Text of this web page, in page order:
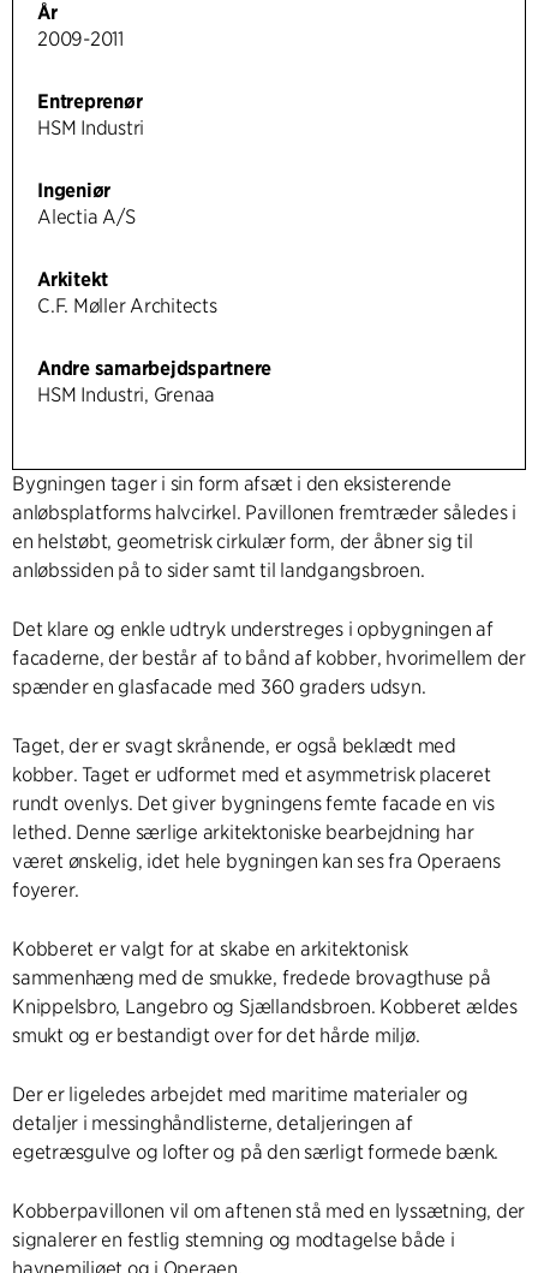
År
2009-2011
Entreprenør
HSM Industri
Ingeniør
Alectia A/S
Arkitekt
C.F. Møller Architects
Andre samarbejdspartnere
HSM Industri, Grenaa
Bygningen tager i sin form afsæt i den eksisterende
anløbsplatforms halvcirkel. Pavillonen fremtræder således i
en helstøbt, geometrisk cirkulær form, der åbner sig til
anløbssiden på to sider samt til landgangsbroen.
Det klare og enkle udtryk understreges i opbygningen af
facaderne, der består af to bånd af kobber, hvorimellem der
spænder en glasfacade med 360 graders udsyn.
Taget, der er svagt skrånende, er også beklædt med
kobber. Taget er udformet med et asymmetrisk placeret
rundt ovenlys. Det giver bygningens femte facade en vis
lethed. Denne særlige arkitektoniske bearbejdning har
været ønskelig, idet hele bygningen kan ses fra Operaens
foyerer.
Kobberet er valgt for at skabe en arkitektonisk
sammenhæng med de smukke, fredede brovagthuse på
Knippelsbro, Langebro og Sjællandsbroen. Kobberet ældes
smukt og er bestandigt over for det hårde miljø.
Der er ligeledes arbejdet med maritime materialer og
detaljer i messinghåndlisterne, detaljeringen af
egetræsgulve og lofter og på den særligt formede bænk.
Kobberpavillonen vil om aftenen stå med en lyssætning, der
signalerer en festlig stemning og modtagelse både i